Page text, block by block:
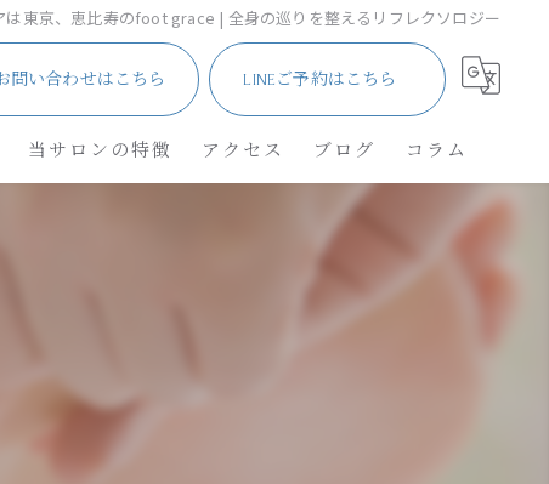
は東京、恵比寿のfoot grace | 全身の巡りを整えるリフレクソロジー
問い合わせはこちら LINEご予約はこちら
当サロンの特徴
角質除去
リフレクソロジー
アクセス ブログ コラム